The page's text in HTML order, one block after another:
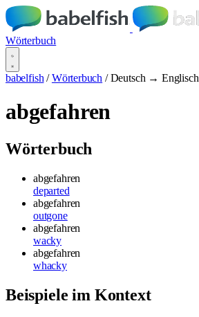
Wörterbuch
babelfish / Wörterbuch / Deutsch → Englisch
abgefahren
Wörterbuch
abgefahren
departed
abgefahren
outgone
abgefahren
wacky
abgefahren
whacky
Beispiele im Kontext